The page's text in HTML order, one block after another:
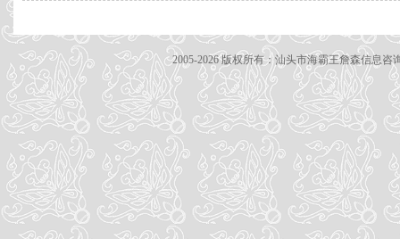
2005-2026 版权所有：汕头市海霸王詹森信息咨